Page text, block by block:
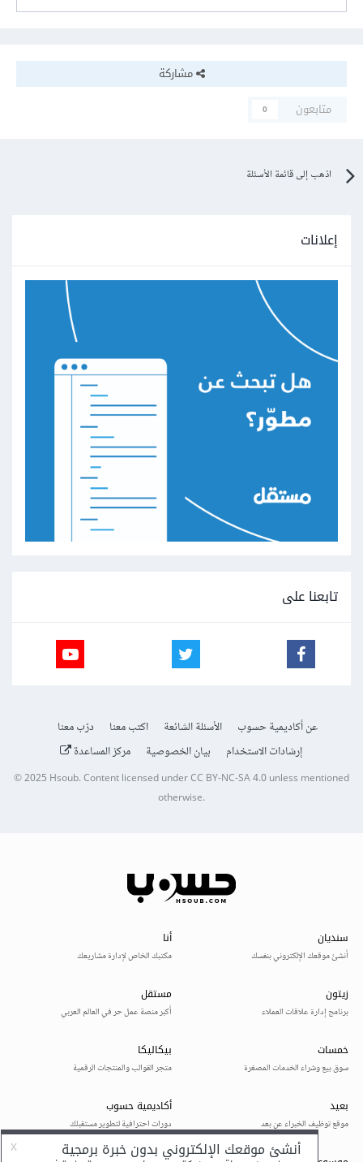
مشاركة
متابعون
0
اذهب إلى قائمة الأسئلة
إعلانات
تابعنا على
عن أكاديمية حسوب الأسئلة الشائعة اكتب معنا
درّب معنا
إرشادات الاستخدام
بيان الخصوصية مركز المساعدة
© 2025Hsoub.Content licensed underCC BY-NC-SA 4.0unless mentioned
otherwise.